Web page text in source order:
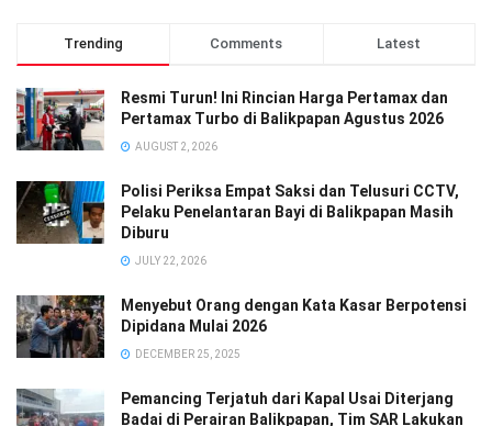
Trending Comments Latest
Resmi Turun! Ini Rincian Harga Pertamax dan
Pertamax Turbo di Balikpapan Agustus 2026
AUGUST 2, 2026
Polisi Periksa Empat Saksi dan Telusuri CCTV,
Pelaku Penelantaran Bayi di Balikpapan Masih
Diburu
JULY 22, 2026
Menyebut Orang dengan Kata Kasar Berpotensi
Dipidana Mulai 2026
DECEMBER 25, 2025
Pemancing Terjatuh dari Kapal Usai Diterjang
Badai di Perairan Balikpapan, Tim SAR Lakukan